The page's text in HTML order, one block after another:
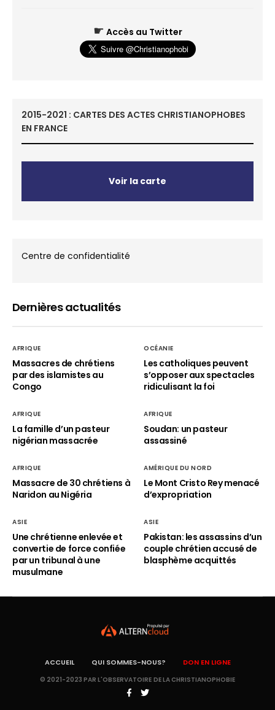
☛ Accès au Twitter
2015-2021 : CARTES DES ACTES CHRISTIANOPHOBES
EN FRANCE
Voir la carte
Centre de confidentialité
Dernières actualités
AFRIQUE
Massacres de chrétiens
par des islamistes au
Congo
OCÉANIE
Les catholiques peuvent
s’opposer aux spectacles
ridiculisant la foi
AFRIQUE
La famille d’un pasteur
nigérian massacrée
AFRIQUE
Soudan: un pasteur
assassiné
AFRIQUE
Massacre de 30 chrétiens à
Naridon au Nigéria
AMÉRIQUE DU NORD
Le Mont Cristo Rey menacé
d’expropriation
ASIE
Une chrétienne enlevée et
convertie de force confiée
par un tribunal à une
musulmane
ASIE
Pakistan: les assassins d’un
couple chrétien accusé de
blasphème acquittés
ACCUEIL QUI SOMMES-NOUS? DON EN LIGNE
© 2021-2023 PAR L'OBSERVATOIRE DE LA CHRISTIANOPHOBIE